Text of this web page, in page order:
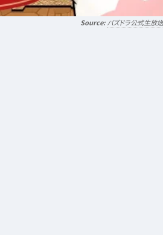
パズドラ公式生放送